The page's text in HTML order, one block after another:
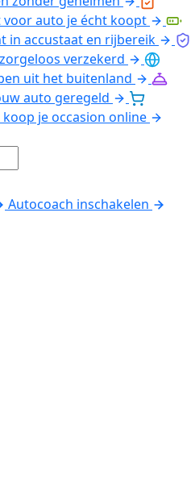
voor auto je écht koopt
in accustaat en rijbereik
verzekerd
uit het buitenland
auto geregeld
je occasion online
Autocoach inschakelen